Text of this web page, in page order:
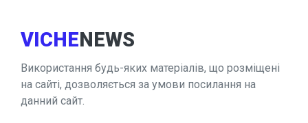
VICHENEWS
Використання будь-яких матеріалів, що розміщені
на сайті, дозволяється за умови посилання на
данний сайт.